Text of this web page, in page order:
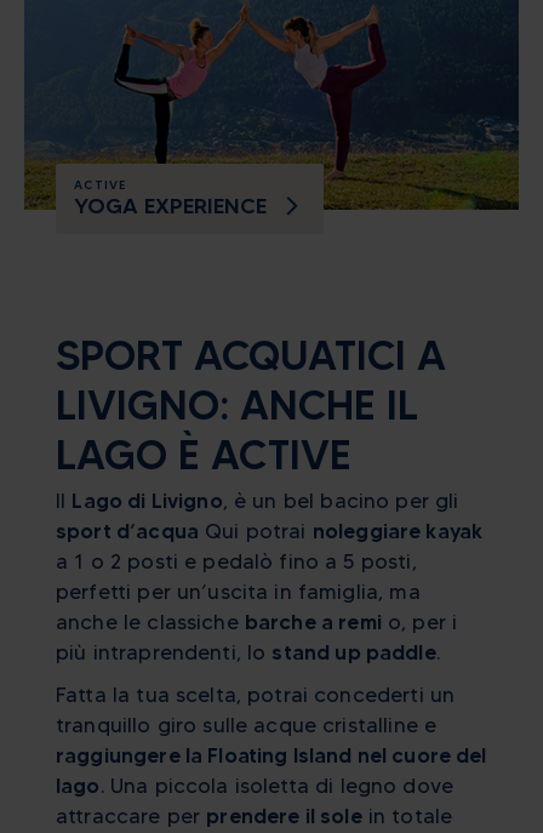
ACTIVE
YOGA EXPERIENCE
SPORT ACQUATICI A
LIVIGNO: ANCHE IL
LAGO È ACTIVE
Il Lago di Livigno, è un bel bacino per gli
sport d’acqua Qui potrai noleggiare kayak
a 1 o 2 posti e pedalò fino a 5 posti,
perfetti per un’uscita in famiglia, ma
anche le classiche barche a remi o, per i
più intraprendenti, lo stand up paddle.
Fatta la tua scelta, potrai concederti un
tranquillo giro sulle acque cristalline e
raggiungere la Floating Island nel cuore del
lago. Una piccola isoletta di legno dove
attraccare per prendere il solein totale